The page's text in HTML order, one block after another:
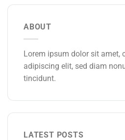
ABOUT
Lorem ipsum dolor sit amet,
adipiscing elit, sed diam
tincidunt.
LATEST POSTS